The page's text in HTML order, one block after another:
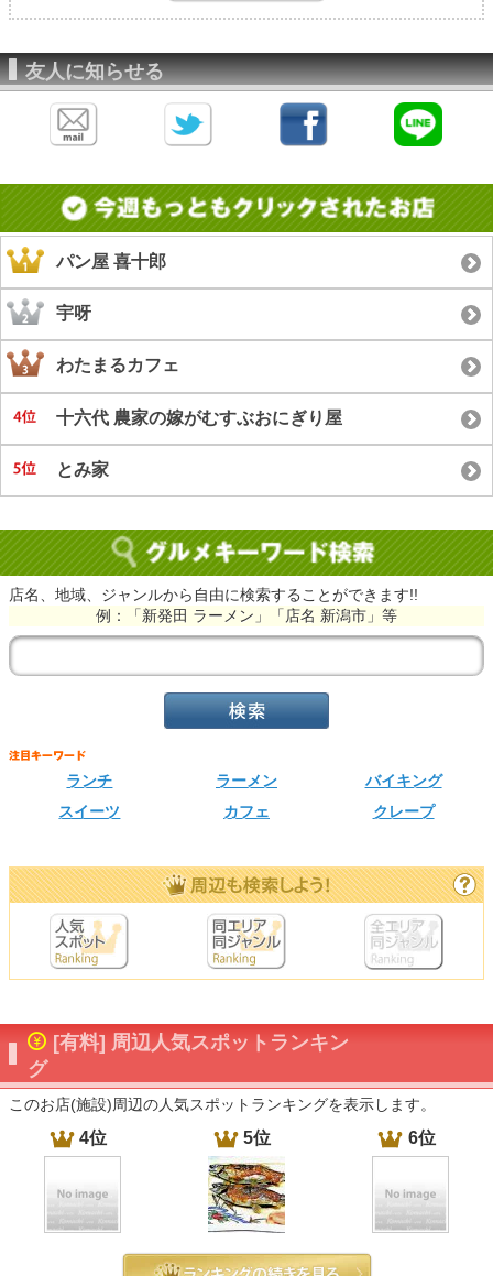
友人に知らせる
パン屋 喜十郎
宇呀
わたまるカフェ
十六代 農家の嫁がむすぶおにぎり屋
とみ家
店名、地域、ジャンルから自由に検索することができます!!
例：「新発田 ラーメン」「店名 新潟市」等
ランチ ラーメン
バイキング
スイーツ
カフェ クレープ
[有料] 周辺人気スポットランキン
グ
このお店(施設)周辺の人気スポットランキングを表示します。
4位 5位 6位